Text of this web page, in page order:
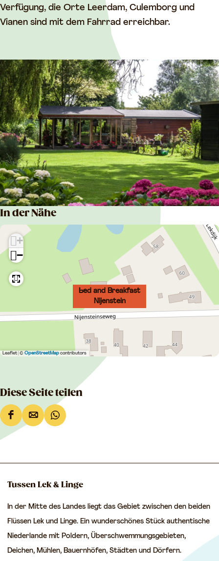
Verfügung, die Orte Leerdam, Culemborg und
Vianen sind mit dem Fahrrad erreichbar.
t
N
e
n
s
t
e
i
n
s
t
j
e
n
s
t
e
i
n
In der Nähe
Bed and Breakfast
Nijenstein
+
−
Leaflet © OpenStreetMap contributors
Diese Seite teilen
D
i
s
e
e
i
t
e
s
e
i
t
e
D
s
e
e
i
t
e
Tussen Lek & Linge
In der Mitte des Landes liegt das Gebiet zwischen den beiden
Flüssen Lek und Linge. Ein wunderschönes Stück authentische
Niederlande mit Poldern, Überschwemmungsgebieten,
Deichen, Mühlen, Bauernhöfen, Städten und Dörfern.